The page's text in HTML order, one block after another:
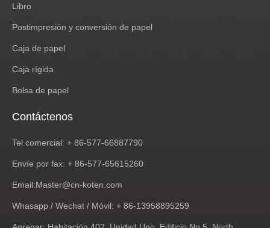
Libro
Postimpresión y conversión de papel
Caja de papel
Caja rígida
Bolsa de papel
Contáctenos
Tel comercial: + 86-577-66887790
Envíe por fax: + 86-577-65615260
Email:Master@cn-koten.com
Whasapp / Wechat / Móvil: + 86-13958895259